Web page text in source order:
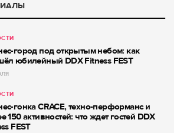
город под открытым небом: как
юбилейный DDX Fitness FEST
гонка CRACE, техно-перформанс и
150 активностей: что ждет гостей DDX
FEST